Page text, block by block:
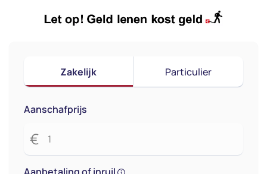
Zakelijk Particulier
Aanschafprijs
€